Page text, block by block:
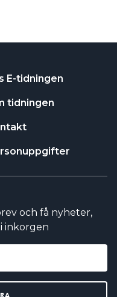
E-tidningen
tidningen
och få nyheter,
inkorgen